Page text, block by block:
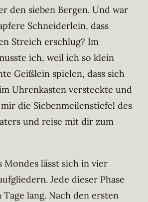
den sieben Bergen. Und war
Schneiderlein, dass
Streich erschlug? Im
ich, weil ich so klein
Geißlein spielen, dass sich
Uhrenkasten versteckte und
die Siebenmeilenstiefel des
und reise mit dir zum
Mondes lässt sich in vier
Jede dieser Phase
Tage lang. Nach den ersten